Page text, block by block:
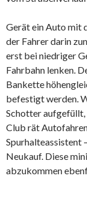
Gerät ein Auto mit
der Fahrer darin
erst bei niedriger
Fahrbahn lenken.
Bankette
befestigt werden.
Schotter
Club rät
Spurhalteassistent
Neukauf. Diese
abzukommen